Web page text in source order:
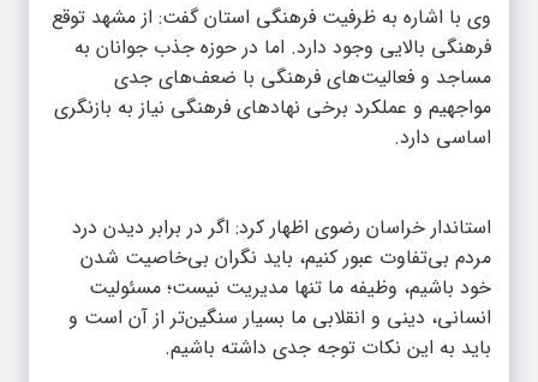
وی با اشاره به ظرفیت فرهنگی استان گفت: از مشهد توقع
فرهنگی بالایی وجود دارد. اما در حوزه جذب جوانان به
مساجد و فعالیت‌های فرهنگی با ضعف‌های جدی
مواجهیم و عملکرد برخی نهادهای فرهنگی نیاز به بازنگری
اساسی دارد.
استاندار خراسان رضوی اظهار کرد: اگر در برابر دیدن درد
مردم بی‌تفاوت عبور کنیم، باید نگران بی‌خاصیت شدن
خود باشیم، وظیفه ما تنها مدیریت نیست؛ مسئولیت
انسانی، دینی و انقلابی ما بسیار سنگین‌تر از آن است و
باید به این نکات توجه جدی داشته باشیم.‌